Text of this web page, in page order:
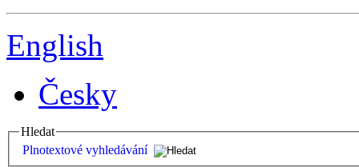
English
Česky
Hledat
Plnotextové vyhledávání